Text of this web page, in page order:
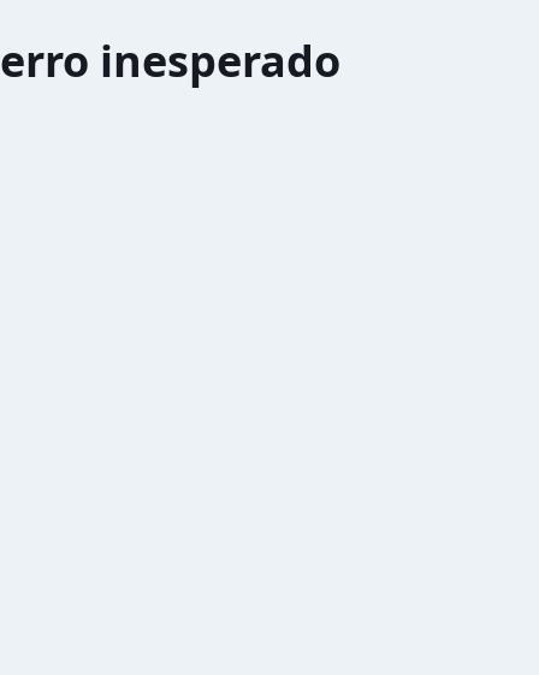
erro inesperado